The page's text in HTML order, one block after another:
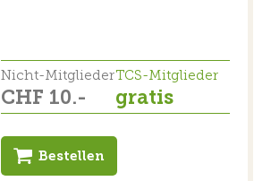
Nicht-Mitglieder
CHF 10.-
TCS-Mitglieder
gratis
Bestellen